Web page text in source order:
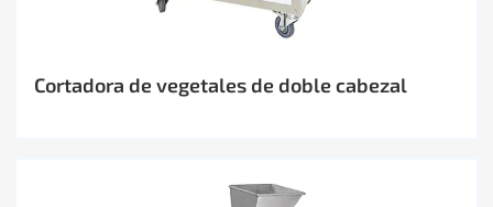
Cortadora de vegetales de doble cabezal